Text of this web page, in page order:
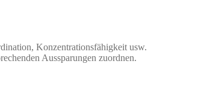
Konzentrationsfähigkeit usw.
Aussparungen zuordnen.